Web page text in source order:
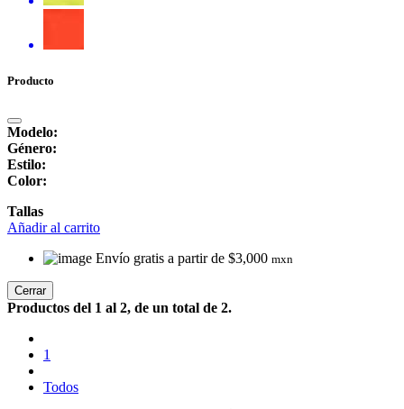
Producto
Modelo:
Género:
Estilo:
Color:
Tallas
Añadir al carrito
Envío gratis a partir de $3,000 mxn
Cerrar
Productos del 1 al 2, de un total de 2.
1
Todos